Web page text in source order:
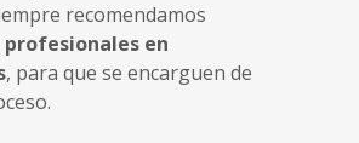
recomendamos
en
, para que se encarguen de